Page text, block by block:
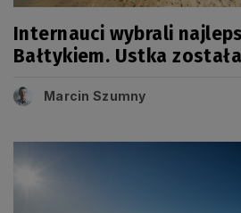
Internauci wybrali
Bałtykiem. Ustka
Marcin Szumny